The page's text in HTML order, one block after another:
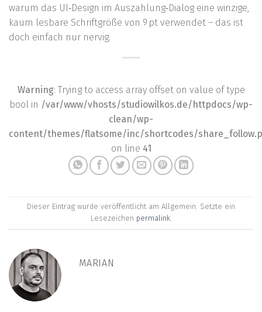
warum das UI‑Design im Auszahlung‑Dialog eine winzige,
kaum lesbare Schriftgröße von 9 pt verwendet – das ist
doch einfach nur nervig.
Warning: Trying to access array offset on value of type
bool in /var/www/vhosts/studiowilkos.de/httpdocs/wp-
clean/wp-
content/themes/flatsome/inc/shortcodes/
on line 41
Dieser Eintrag wurde veröffentlicht am Allgemein. Setzte ein
Lesezeichen permalink.
MARIAN